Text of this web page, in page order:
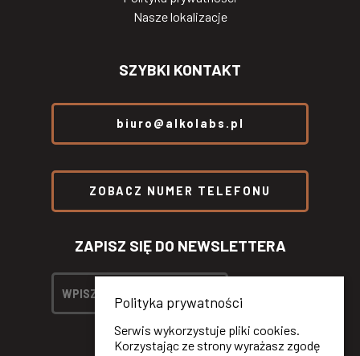
Nasze lokalizacje
SZYBKI KONTAKT
biuro@alkolabs.pl
ZOBACZ NUMER TELEFONU
ZAPISZ SIĘ DO NEWSLETTERA
Polityka prywatności
Serwis wykorzystuje pliki cookies.
Korzystając ze strony wyrażasz zgodę